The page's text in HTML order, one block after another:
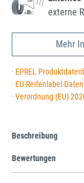
externe
Mehr
· EPREL
· EU-Reifenlabel
· Verordnung (EU)
Beschreibung
Bewertungen